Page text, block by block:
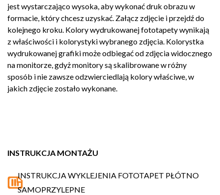
jest wystarczająco wysoka, aby wykonać druk obrazu w
formacie, który chcesz uzyskać. Załącz zdjęcie i przejdź do
kolejnego kroku. Kolory wydrukowanej fototapety wynikają
z właściwości i kolorystyki wybranego zdjęcia. Kolorystka
wydrukowanej grafiki może odbiegać od zdjęcia widocznego
na monitorze, gdyż monitory są skalibrowane w różny
sposób i nie zawsze odzwierciedlają kolory właściwe, w
jakich zdjęcie zostało wykonane.
INSTRUKCJA MONTAŻU
INSTRUKCJA WYKLEJENIA FOTOTAPET PŁÓTNO
SAMOPRZYLEPNE